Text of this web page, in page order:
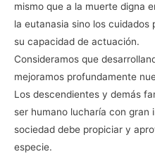
mismo que a la muerte digna
la eutanasia sino los cuidados
su capacidad de actuación.
Consideramos que
mejoramos profundamente
Los descendientes y demás
ser humano lucharía con gran
sociedad debe propiciar y
especie.